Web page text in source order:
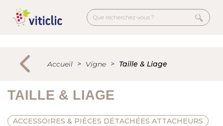
contenu
secondaire
Accueil Vigne Taille & Liage
TAILLE & LIAGE
ACCESSOIRES & PIÈCES DÉTACHÉES ATTACHEURS